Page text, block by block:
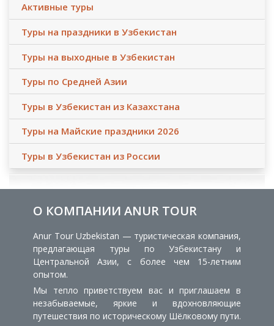
Активные туры
Туры на праздники в Узбекистан
Туры на выходные в Узбекистан
Туры по Средней Азии
Туры в Узбекистан из Казахстана
Туры на Майские праздники 2026
Туры в Узбекистан из России
О КОМПАНИИ ANUR TOUR
Anur Tour Uzbekistan — туристическая компания,
предлагающая туры по Узбекистану и
Центральной Азии, с более чем 15-летним
опытом.
Мы тепло приветствуем вас и приглашаем в
незабываемые, яркие и вдохновляющие
путешествия по историческому Шёлковому пути.